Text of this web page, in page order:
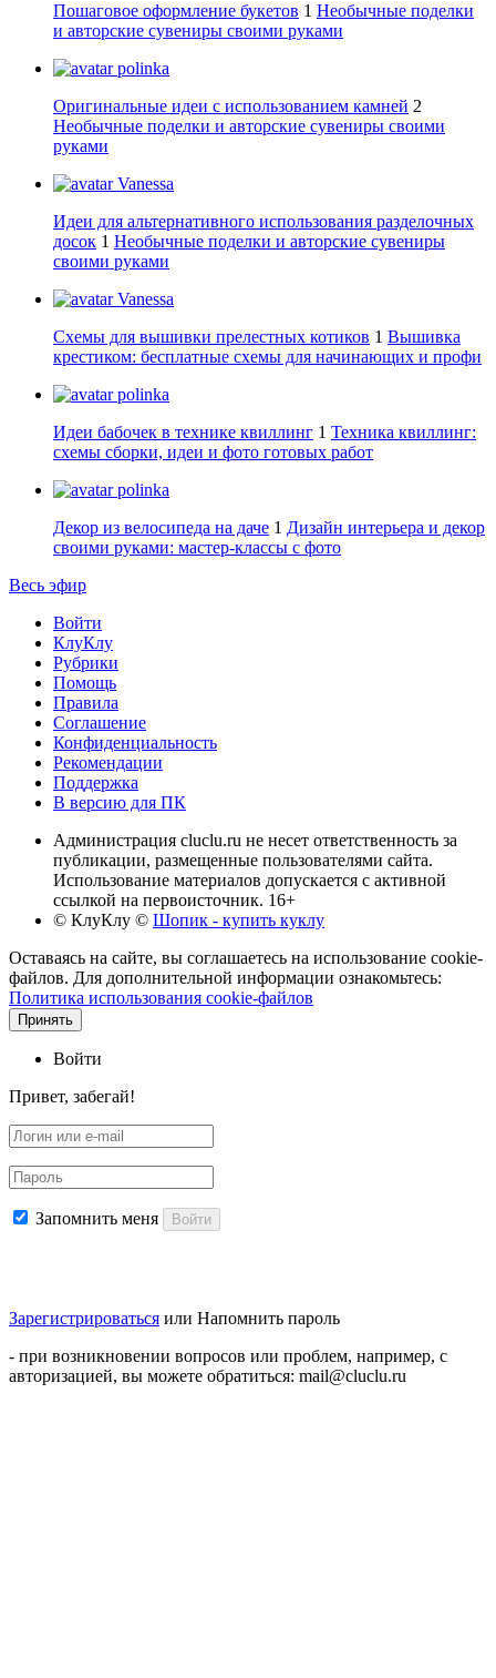
Пошаговое оформление букетов 1 Необычные поделки
и авторские сувениры своими руками
polinka
Оригинальные идеи с использованием камней 2
Необычные поделки и авторские сувениры своими
руками
Vanessa
Идеи для альтернативного использования разделочных
досок 1 Необычные поделки и авторские сувениры
своими руками
Vanessa
Схемы для вышивки прелестных котиков 1 Вышивка
крестиком: бесплатные схемы для начинающих и профи
polinka
Идеи бабочек в технике квиллинг 1 Техника квиллинг:
схемы сборки, идеи и фото готовых работ
polinka
Декор из велосипеда на даче 1 Дизайн интерьера и декор
своими руками: мастер-классы с фото
Весь эфир
Войти
КлуКлу
Рубрики
Помощь
Правила
Соглашение
Конфиденциальность
Рекомендации
Поддержка
В версию для ПК
Администрация cluclu.ru не несет ответственность за
публикации, размещенные пользователями сайта.
Использование материалов допускается с активной
ссылкой на первоисточник. 16+
© КлуКлу © Шопик - купить куклу
Оставаясь на сайте, вы соглашаетесь на использование cookie-
файлов. Для дополнительной информации ознакомьтесь:
Политика использования cookie-файлов
Принять
Войти
Привет, забегай!
Запомнить меня Войти
Зарегистрироваться или Напомнить пароль
- при возникновении вопросов или проблем, например, с
авторизацией, вы можете обратиться: mail@cluclu.ru